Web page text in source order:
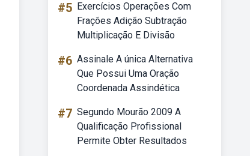
#5 Exercícios Operações Com
Frações Adição Subtração
Multiplicação E Divisão
#6 Assinale A única Alternativa
Que Possui Uma Oração
Coordenada Assindética
#7 Segundo Mourão 2009 A
Qualificação Profissional
Permite Obter Resultados